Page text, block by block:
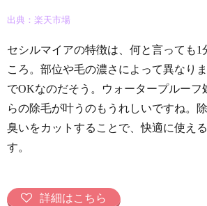
出典：楽天市場
セシルマイアの特徴は、何と言っても1
ころ。部位や毛の濃さによって異なり
でOKなのだそう。ウォータープルーフ
らの除毛が叶うのもうれしいですね。
臭いをカットすることで、快適に使え
す。
詳細はこちら